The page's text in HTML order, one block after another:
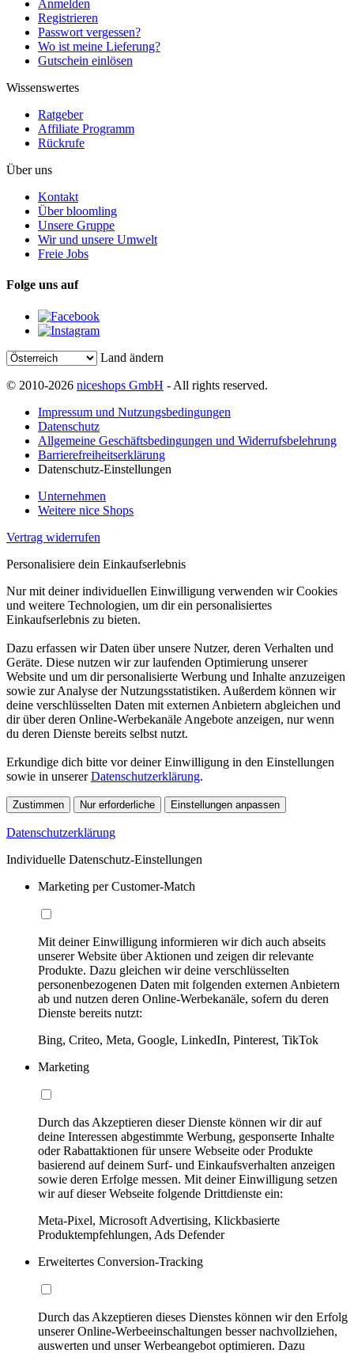
Anmelden
Registrieren
Passwort vergessen?
Wo ist meine Lieferung?
Gutschein einlösen
Wissenswertes
Ratgeber
Affiliate Programm
Rückrufe
Über uns
Kontakt
Über bloomling
Unsere Gruppe
Wir und unsere Umwelt
Freie Jobs
Folge uns auf
Land ändern
© 2010-2026 niceshops GmbH - All rights reserved.
Impressum und Nutzungsbedingungen
Datenschutz
Allgemeine Geschäftsbedingungen und Widerrufsbelehrung
Barrierefreiheitserklärung
Datenschutz-Einstellungen
Unternehmen
Weitere nice Shops
Vertrag widerrufen
Personalisiere dein Einkaufserlebnis
Nur mit deiner individuellen Einwilligung verwenden wir Cookies
und weitere Technologien, um dir ein personalisiertes
Einkaufserlebnis zu bieten.
Dazu erfassen wir Daten über unsere Nutzer, deren Verhalten und
Geräte. Diese nutzen wir zur laufenden Optimierung unserer
Website und um dir personalisierte Werbung und Inhalte anzuzeigen
sowie zur Analyse der Nutzungsstatistiken. Außerdem können wir
deine verschlüsselten Daten mit externen Anbietern abgleichen und
dir über deren Online-Werbekanäle Angebote anzeigen, nur wenn
du deren Dienste bereits selbst nutzt.
Erkundige dich bitte vor deiner Einwilligung in den Einstellungen
sowie in unsererDatenschutzerklärung.
Zustimmen Nur erforderliche Einstellungen anpassen
Datenschutzerklärung
Individuelle Datenschutz-Einstellungen
Marketing per Customer-Match
Mit deiner Einwilligung informieren wir dich auch abseits
unserer Website über Aktionen und zeigen dir relevante
Produkte. Dazu gleichen wir deine verschlüsselten
personenbezogenen Daten mit folgenden externen Anbietern
ab und nutzen deren Online-Werbekanäle, sofern du deren
Dienste bereits nutzt:
Bing, Criteo, Meta, Google, LinkedIn, Pinterest, TikTok
Marketing
Durch das Akzeptieren dieser Dienste können wir dir auf
deine Interessen abgestimmte Werbung, gesponserte Inhalte
oder Rabattaktionen für unsere Webseite oder Produkte
basierend auf deinem Surf- und Einkaufsverhalten anzeigen
sowie deren Erfolge messen. Mit deiner Einwilligung setzen
wir auf dieser Webseite folgende Drittdienste ein:
Meta-Pixel, Microsoft Advertising, Klickbasierte
Produktempfehlungen, Ads Defender
Erweitertes Conversion-Tracking
Durch das Akzeptieren dieses Dienstes können wir den Erfolg
unserer Online-Werbeeinschaltungen besser nachvollziehen,
auswerten und unser Werbeangebot optimieren. Dazu